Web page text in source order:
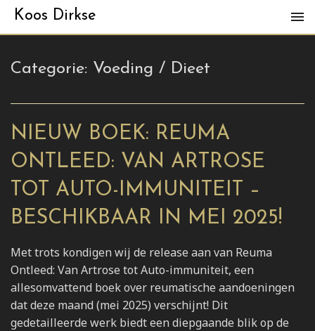
Koos Dirkse
Categorie: Voeding / Dieet
NIEUW BOEK: REUMA
ONTLEED: VAN ARTROSE
TOT AUTO-IMMUNITEIT –
BESCHIKBAAR IN MEI 2025!
Met trots kondigen wij de release aan van Reuma
Ontleed: Van Artrose tot Auto-immuniteit, een
allesomvattend boek over reumatische aandoeningen
dat deze maand (mei 2025) verschijnt! Dit
gedetailleerde werk biedt een diepgaande blik op de